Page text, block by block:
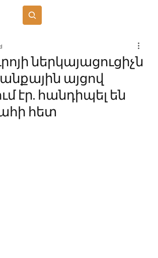
ներկայացուցիչն
այցով
էր. հանդիպել են
հետ